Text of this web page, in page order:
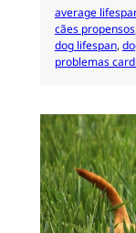
average
cães propensos,
dog lifespan,
problemas